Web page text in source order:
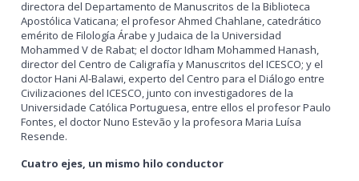
directora del Departamento de Manuscritos de la Biblioteca
Apostólica Vaticana; el profesor Ahmed Chahlane, catedrático
emérito de Filología Árabe y Judaica de la Universidad
Mohammed V de Rabat; el doctor Idham Mohammed Hanash,
director del Centro de Caligrafía y Manuscritos del ICESCO; y el
doctor Hani Al-Balawi, experto del Centro para el Diálogo entre
Civilizaciones del ICESCO, junto con investigadores de la
Universidade Católica Portuguesa, entre ellos el profesor Paulo
Fontes, el doctor Nuno Estevão y la profesora Maria Luísa
Resende.
Cuatro ejes, un mismo hilo conductor